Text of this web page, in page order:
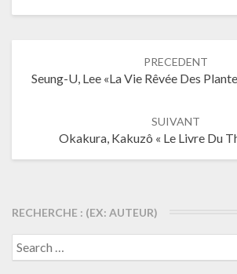
les
PRECEDENT
Seung-U, Lee «La Vie Rêvée Des
SUIVANT
Okakura, Kakuzô « Le Livre Du
RECHERCHE : (EX: AUTEUR)
Search
for: